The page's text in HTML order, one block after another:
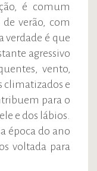
é comum
de verão, com
verdade é que
agressivo
vento,
climatizados e
para o
e dos lábios.
época do ano
voltada para